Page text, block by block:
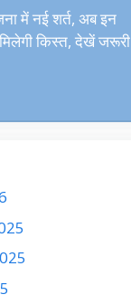
में नई शर्त, अब इन
किस्त, देखें जरूरी